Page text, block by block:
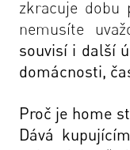
zkracuje dobu
nemusíte
souvisí i další
domácnosti,
Proč je home
Dává